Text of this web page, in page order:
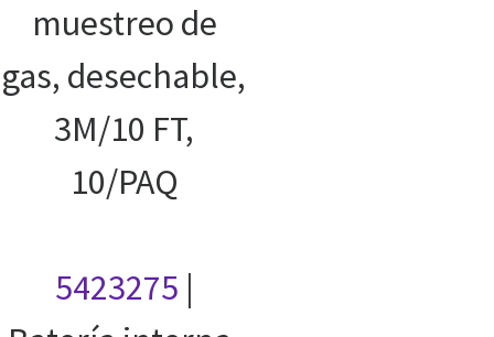
muestreo de
gas, desechable,
3M/10 FT,
10/PAQ
5423275 |